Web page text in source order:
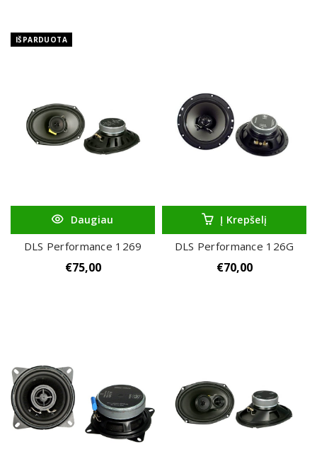
IŠPARDUOTA
Daugiau
DLS Performance 1269
€75,00
Į Krepšelį
DLS Performance 126G
€70,00